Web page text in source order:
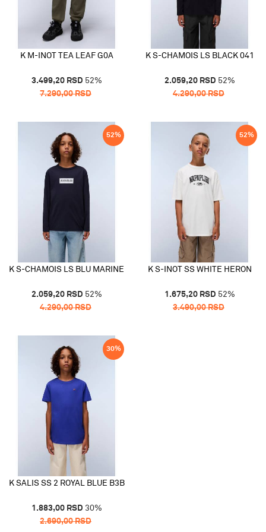
K M-INOT TEA LEAF G0A
3.499,20 RSD 52%
7.290,00RSD
K S-CHAMOIS LS BLACK 041
2.059,20 RSD 52%
4.290,00RSD
52%
K S-CHAMOIS LS BLU MARINE
2.059,20 RSD 52%
4.290,00RSD
52%
K S-INOT SS WHITE HERON
1.675,20 RSD 52%
3.490,00RSD
30%
K SALIS SS 2 ROYAL BLUE B3B
1.883,00 RSD 30%
2.690,00RSD